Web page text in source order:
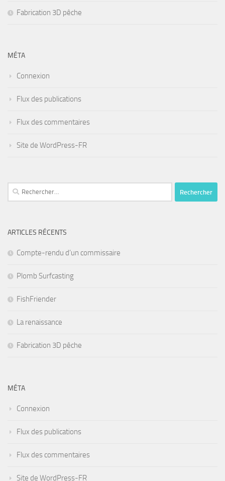
Fabrication 3D pêche
MÉTA
Connexion
Flux des publications
Flux des commentaires
Site de WordPress-FR
Rechercher :
ARTICLES RÉCENTS
Compte-rendu d’un commissaire
Plomb Surfcasting
FishFriender
La renaissance
Fabrication 3D pêche
MÉTA
Connexion
Flux des publications
Flux des commentaires
Site de WordPress-FR